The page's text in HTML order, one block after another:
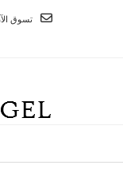
تسوق الآن | خصم